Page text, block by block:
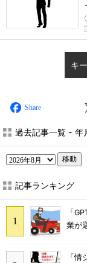
キ
Share
過去記事一覧 - 年
移動
記事ランキング
「
業が
「